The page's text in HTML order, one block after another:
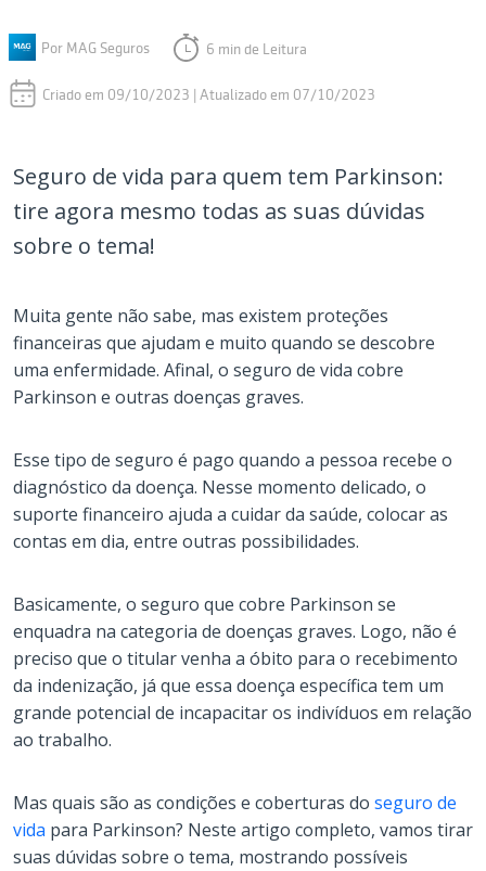
Por MAG Seguros 6 min de Leitura
Criado em 09/10/2023 | Atualizado em 07/10/2023
Seguro de vida para quem tem Parkinson:
tire agora mesmo todas as suas dúvidas
sobre o tema!
Muita gente não sabe, mas existem proteções
financeiras que ajudam e muito quando se descobre
uma enfermidade. Afinal, o seguro de vida cobre
Parkinson e outras doenças graves.
Esse tipo de seguro é pago quando a pessoa recebe o
diagnóstico da doença. Nesse momento delicado, o
suporte financeiro ajuda a cuidar da saúde, colocar as
contas em dia, entre outras possibilidades.
Basicamente, o seguro que cobre Parkinson se
enquadra na categoria de doenças graves. Logo, não é
preciso que o titular venha a óbito para o recebimento
da indenização, já que essa doença específica tem um
grande potencial de incapacitar os indivíduos em relação
ao trabalho.
Mas quais são as condições e coberturas do seguro de
vida para Parkinson? Neste artigo completo, vamos tirar
suas dúvidas sobre o tema, mostrando possíveis